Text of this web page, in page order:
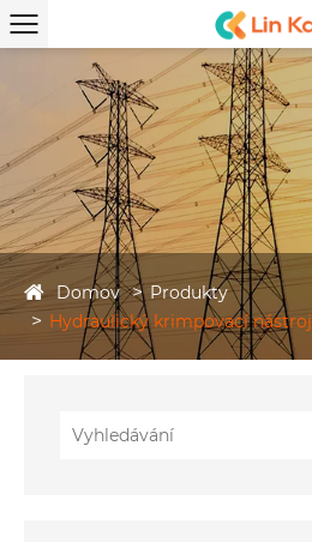
Domov
Produkty
Hydraulický krimpovací nástroj